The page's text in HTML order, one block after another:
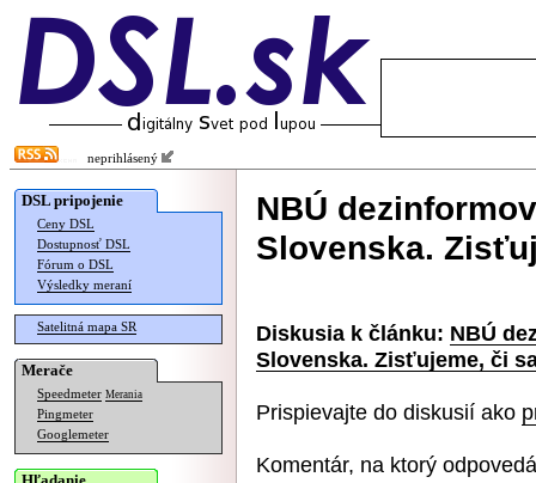
neprihlásený
DSL pripojenie
Ceny DSL
Dostupnosť DSL
Fórum o DSL
Výsledky meraní
Satelitná mapa SR
Merače
Speedmeter Merania
Pingmeter
Googlemeter
NBÚ
Slovenska.
Diskusia k článku: NBÚ
Slovenska. Zisťujeme, či
Prispievajte do diskusií ako
Komentár, na ktorý